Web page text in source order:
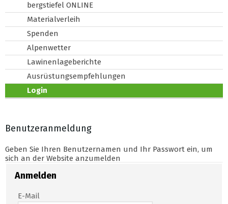
bergstiefel ONLINE
Materialverleih
Spenden
Alpenwetter
Lawinenlageberichte
Ausrüstungsempfehlungen
Login
Benutzeranmeldung
Geben Sie Ihren Benutzernamen und Ihr Passwort ein, um
sich an der Website anzumelden
Anmelden
E-Mail